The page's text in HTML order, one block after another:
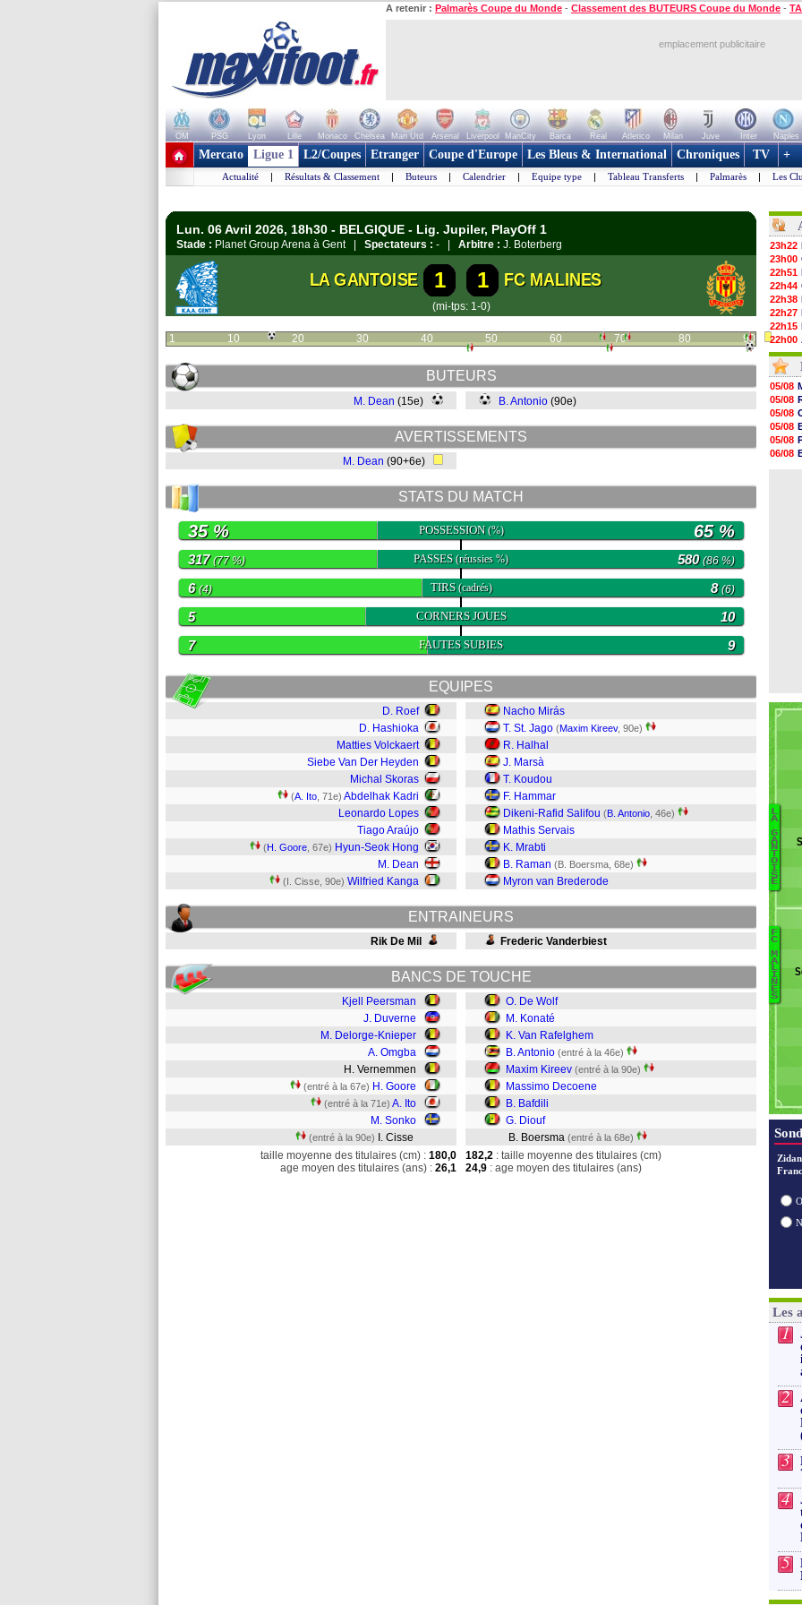
A retenir : Palmarès Coupe du Monde - Classement des BUTEURS Coupe du Monde -
emplacement publicitaire
OM PSG Lyon Lille Monaco Chelsea Man Utd Arsenal Liverpool ManCity Barca Real Atletico Milan Juve Inter Naples
+ de clubs
Mercato Ligue 1 L2/Coupes Etranger Coupe d'Europe Les Bleus & International Chroniques TV +
Actualité | Résultats & Classement | Buteurs | Calendrier | Equipe type | Tableau Transferts | Palmarès | Les
Lun. 06 Avril 2026, 18h30 - BELGIQUE - Lig. Jupiler, PlayOff 1
Stade : Planet Group Arena à Gent | Spectateurs : - | Arbitre : J. Boterberg
LA GANTOISE 1 1 FC MALINES
(mi-tps: 1-0)
1 10 20 30 40 50 60 70 80 90
BUTEURS
M. Dean (15e) B. Antonio (90e)
AVERTISSEMENTS
M. Dean (90+6e)
STATS DU MATCH
POSSESSION(%)
35 % 65 %
PASSES(réussies %)
317(77 %) 580(86 %)
TIRS(cadrés)
6(4) 8(6)
CORNERS JOUES
5 10
FAUTES SUBIES
7 9
EQUIPES
D. Roef
D. Hashioka
Matties Volckaert
Siebe Van Der Heyden
Michal Skoras
(A. Ito , 71e) Abdelhak Kadri
Leonardo Lopes
Tiago Araújo
(H. Goore , 67e) Hyun-Seok Hong
M. Dean
(I. Cisse, 90e) Wilfried Kanga
Nacho Mirás
T. St. Jago (Maxim Kireev, 90e)
R. Halhal
J. Marsà
T. Koudou
F. Hammar
Dikeni-Rafid Salifou (B. Antonio , 46e)
Mathis Servais
K. Mrabti
B. Raman (B. Boersma, 68e)
Myron van Brederode
ENTRAINEURS
Rik De Mil Frederic Vanderbiest
BANCS DE TOUCHE
Kjell Peersman
J. Duverne
M. Delorge-Knieper
A. Omgba
H. Vernemmen
(entré à la 67e) H. Goore
(entré à la 71e) A. Ito
M. Sonko
(entré à la 90e) I. Cisse
O. De Wolf
M. Konaté
K. Van Rafelghem
B. Antonio (entré à la 46e)
Maxim Kireev (entré à la 90e)
Massimo Decoene
B. Bafdili
G. Diouf
B. Boersma (entré à la 68e)
taille moyenne des titulaires (cm) : 180,0
age moyen des titulaires (ans) : 26,1
182,2 : taille moyenne des titulaires (cm)
24,9 : age moyen des titulaires (ans)
23h22
23h00
22h51
22h44
22h38
22h27
22h15
22h00
21h48
21h39
21h26
21h05
20h47
20h30
20h18
20h04
19h47
05/08
05/08
05/08
05/08
05/08
06/08
L
A
G
A
N
O
I
S
E
F
C
M
A
L
I
N
E
S
Les
1
2
3
4
5